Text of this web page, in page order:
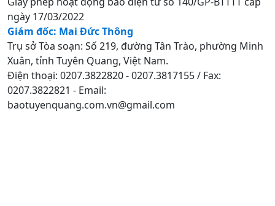
ngày 17/03/2022
Giám đốc: Mai Đức Thông
Trụ sở Tòa soạn: Số 219, đường Tân Trào, phường Minh
Xuân, tỉnh Tuyên Quang, Việt Nam.
Điện thoại: 0207.3822820 - 0207.3817155 / Fax:
0207.3822821 - Email:
baotuyenquang.com.vn@gmail.com